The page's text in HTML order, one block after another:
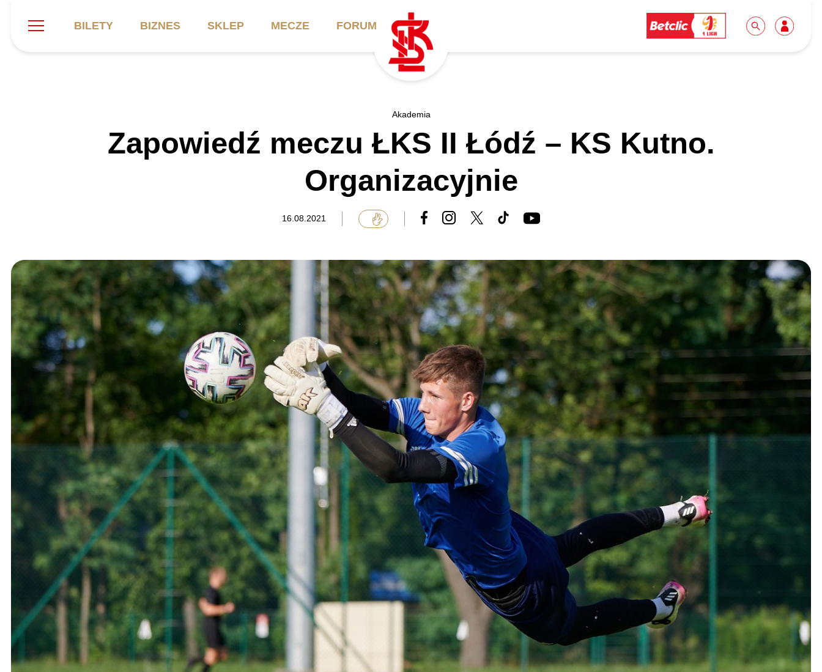
BILETY BIZNES SKLEP MECZE FORUM
Informacje ogólne
Symbole klubu
Ochrona dzieci
Aktualności Karnety
Aktualności
Kadra trenerska
ŁKS II
Drużyny Akademii
Staże w Akademii ŁKS
Kluby partnerskie
Kontakt
Bilety VIP/Skybox
Oferta komercyjna
Ełkaesiacki Klub
Biznesu
Przyjaciel ŁKS
Biuro prasowe
Do pobrania
Idę pierwszy raz!
Wycieczki
Kolorowanki
SKLEP KUP BILET
Akademia
Zapowiedź meczu ŁKS II Łódź – KS Kutno.
Organizacyjnie
16.08.2021